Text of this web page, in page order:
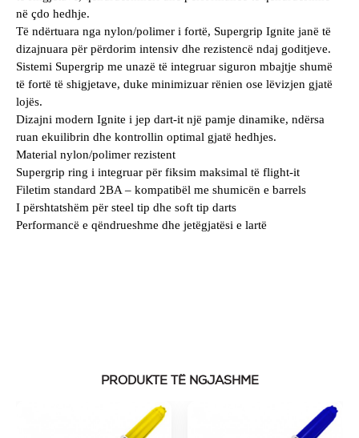
në çdo hedhje.
Të ndërtuara nga nylon/polimer i fortë, Supergrip Ignite janë të
dizajnuara për përdorim intensiv dhe rezistencë ndaj goditjeve.
Sistemi Supergrip me unazë të integruar siguron mbajtje shumë
të fortë të shigjetave, duke minimizuar rënien ose lëvizjen gjatë
lojës.
Dizajni modern Ignite i jep dart-it një pamje dinamike, ndërsa
ruan ekuilibrin dhe kontrollin optimal gjatë hedhjes.
Material nylon/polimer rezistent
Supergrip ring i integruar për fiksim maksimal të flight-it
Filetim standard 2BA – kompatibël me shumicën e barrels
I përshtatshëm për steel tip dhe soft tip darts
Performancë e qëndrueshme dhe jetëgjatësi e lartë
PRODUKTE TË NGJASHME